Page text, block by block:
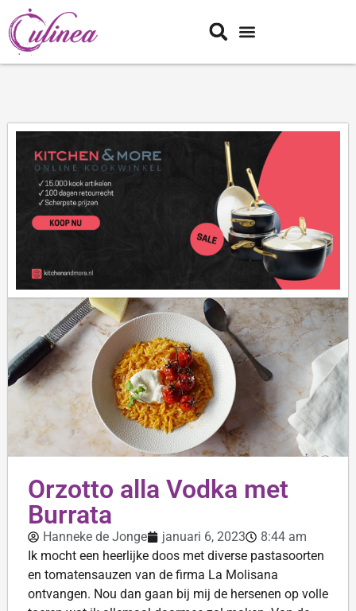
Orzotto alla Vodka met
Burrata
Hanneke de Jonge januari 6, 2023
8:44 am
Ik mocht een heerlijke doos met diverse pastasoorten
en tomatensauzen van de firma La Molisana
ontvangen. Nou dan gaan bij mij de hersenen op volle